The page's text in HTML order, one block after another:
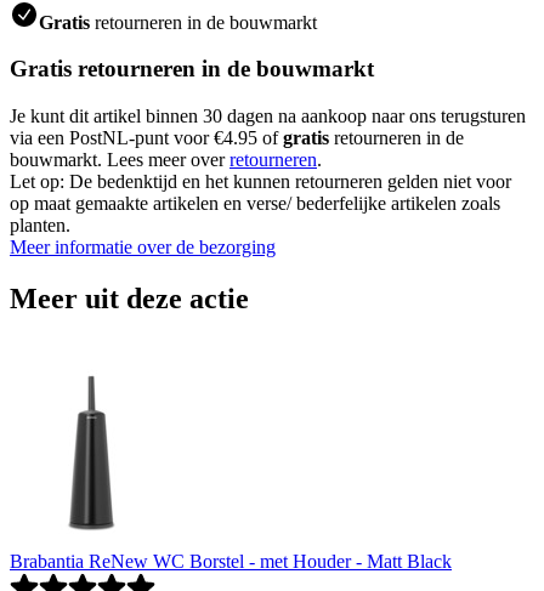
Gratis retourneren in de bouwmarkt
Gratis retourneren in de bouwmarkt
Je kunt dit artikel binnen 30 dagen na aankoop naar ons terugsturen
via een PostNL-punt voor €4.95 ofgratis retourneren in de
bouwmarkt. Lees meer overretourneren.
Let op: De bedenktijd en het kunnen retourneren gelden niet voor
op maat gemaakte artikelen en verse/ bederfelijke artikelen zoals
planten.
Meer informatie over de bezorging
Meer uit deze actie
Brabantia ReNew WC Borstel - met Houder - Matt Black